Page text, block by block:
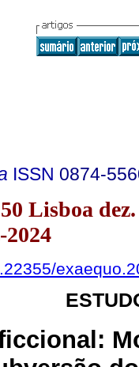
ISSN 0874-
Lisboa dez.
2024